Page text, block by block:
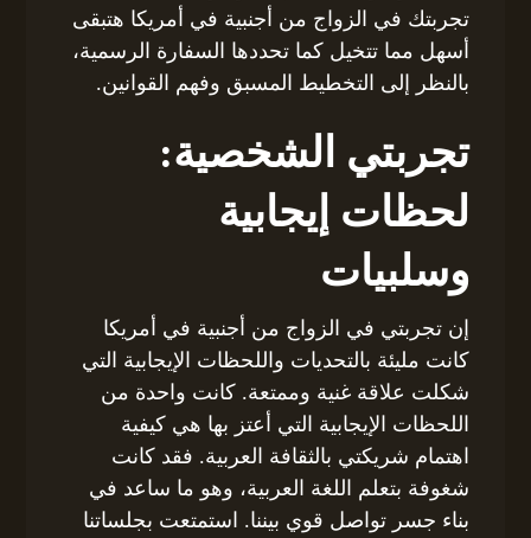
تجربتك في الزواج من أجنبية في أمريكا هتبقى
أسهل مما تتخيل كما تحددها السفارة الرسمية،
بالنظر إلى التخطيط المسبق وفهم القوانين.
تجربتي الشخصية:
لحظات إيجابية
وسلبيات
إن تجربتي في الزواج من أجنبية في أمريكا
كانت مليئة بالتحديات واللحظات الإيجابية التي
شكلت علاقة غنية وممتعة. كانت واحدة من
اللحظات الإيجابية التي أعتز بها هي كيفية
اهتمام شريكتي بالثقافة العربية. فقد كانت
شغوفة بتعلم اللغة العربية، وهو ما ساعد في
بناء جسر تواصل قوي بيننا. استمتعت بجلساتنا